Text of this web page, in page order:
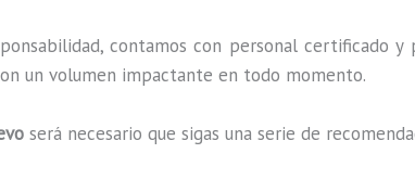
contamos con personal certificado y
un volumen impactante en todo momento.
será necesario que sigas una serie de